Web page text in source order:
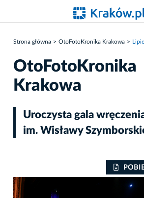
Strona główna OtoFotoKronika Krakowa
OtoFotoKronika
Krakowa
Uroczysta gala
im. Wisławy